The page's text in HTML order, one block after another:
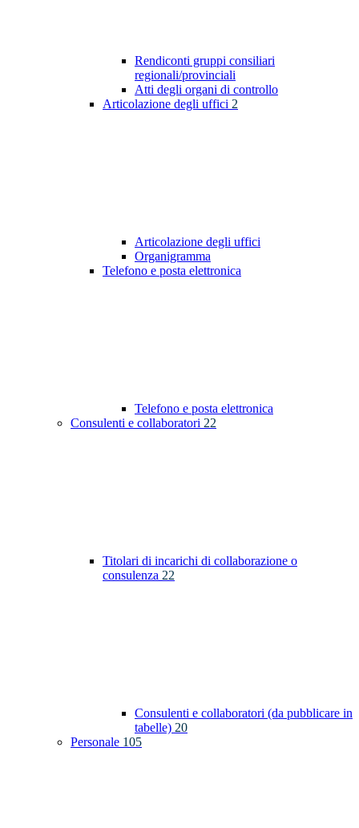
Rendiconti gruppi consiliari
regionali/provinciali
Atti degli organi di controllo
Articolazione degli uffici 2
Articolazione degli uffici
Organigramma
Telefono e posta elettronica
Telefono e posta elettronica
Consulenti e collaboratori 22
Titolari di incarichi di collaborazione o
consulenza 22
Consulenti e collaboratori (da pubblicare in
tabelle) 20
Personale 105